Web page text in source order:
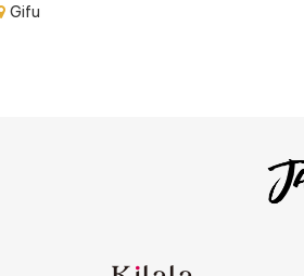
Gifu